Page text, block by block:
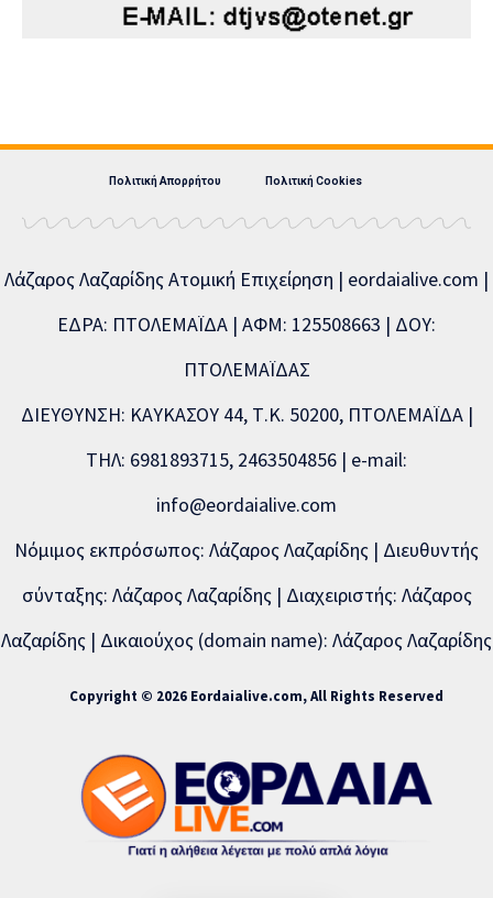
Πολιτική Απορρήτου Πολιτική Cookies
Λάζαρος Λαζαρίδης Ατομική Επιχείρηση | eordaialive.com |
ΕΔΡΑ: ΠΤΟΛΕΜΑΪΔΑ | ΑΦΜ: 125508663 | ΔΟΥ:
ΠΤΟΛΕΜΑΪΔΑΣ
ΔΙΕΥΘΥΝΣΗ: ΚΑΥΚΑΣΟΥ 44, Τ.Κ. 50200, ΠΤΟΛΕΜΑΪΔΑ |
ΤΗΛ: 6981893715, 2463504856 | e-mail:
info@eordaialive.com
Νόμιμος εκπρόσωπος: Λάζαρος Λαζαρίδης | Διευθυντής
σύνταξης: Λάζαρος Λαζαρίδης | Διαχειριστής: Λάζαρος
Λαζαρίδης | Δικαιούχος (domain name): Λάζαρος Λαζαρίδης
Copyright © 2026 Eordaialive.com, All Rights Reserved